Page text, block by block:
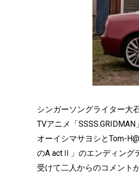
シンガーソングライター大
TVアニメ「
オーイシマサヨシとTom-
のA actⅡ」のエンディング
受けて二人からのコメント